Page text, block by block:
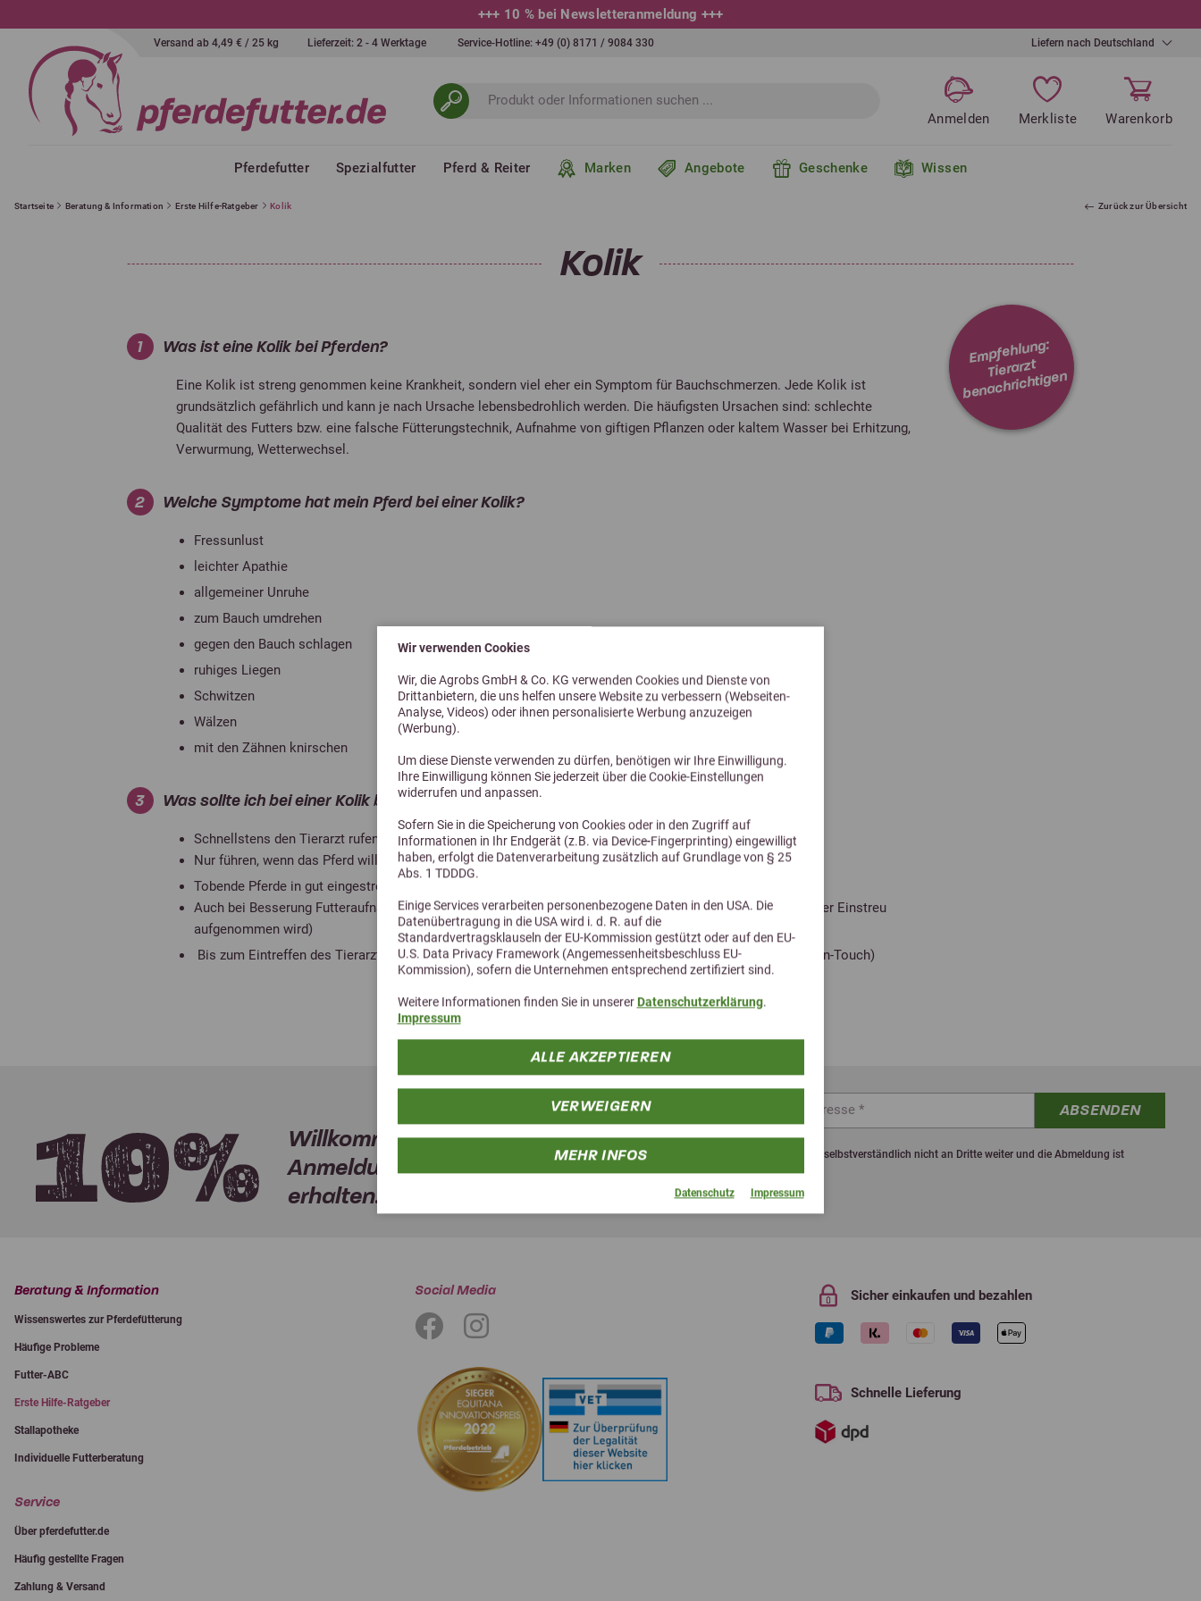
Wir verwenden Cookies
Wir, die Agrobs GmbH & Co. KG verwenden Cookies und Dienste von
Drittanbietern, die uns helfen unsere Website zu verbessern (Webseiten-
Analyse, Videos) oder ihnen personalisierte Werbung anzuzeigen
(Werbung).
Um diese Dienste verwenden zu dürfen, benötigen wir Ihre Einwilligung.
Ihre Einwilligung können Sie jederzeit über die Cookie-Einstellungen
widerrufen und anpassen.
Sofern Sie in die Speicherung von Cookies oder in den Zugriff auf
Informationen in Ihr Endgerät (z.B. via Device-Fingerprinting) eingewilligt
haben, erfolgt die Datenverarbeitung zusätzlich auf Grundlage von § 25
Abs. 1 TDDDG.
Einige Services verarbeiten personenbezogene Daten in den USA. Die
Datenübertragung in die USA wird i. d. R. auf die
Standardvertragsklauseln der EU-Kommission gestützt oder auf den EU-
U.S. Data Privacy Framework (Angemessenheitsbeschluss EU-
Kommission), sofern die Unternehmen entsprechend zertifiziert sind.
Weitere Informationen finden Sie in unserer Datenschutzerklärung.
Impressum
ALLE AKZEPTIEREN
VERWEIGERN
MEHR INFOS
Datenschutz Impressum
+++ 10 % bei Newsletteranmeldung +++
Versand ab 4,49 € / 25 kg Lieferzeit: 2 - 4 Werktage Service-Hotline: +49 (0) 8171 / 9084 330 Liefern nach Deutschland
Anmelden Merkliste Warenkorb
Pferdefutter Spezialfutter Pferd & Reiter Marken Angebote Geschenke Wissen
Startseite Beratung & Information Erste Hilfe-Ratgeber Kolik Zurück zur Übersicht
Kolik
1 Was ist eine Kolik bei Pferden?
Eine Kolik ist streng genommen keine Krankheit, sondern viel eher ein Symptom für Bauchschmerzen. Jede Kolik ist
grundsätzlich gefährlich und kann je nach Ursache lebensbedrohlich werden. Die häufigsten Ursachen sind: schlechte
Qualität des Futters bzw. eine falsche Fütterungstechnik, Aufnahme von giftigen Pflanzen oder kaltem Wasser bei Erhitzung,
Verwurmung, Wetterwechsel.
2 Welche Symptome hat mein Pferd bei einer Kolik?
Fressunlust
leichter Apathie
allgemeiner Unruhe
zum Bauch umdrehen
gegen den Bauch schlagen
ruhiges Liegen
Schwitzen
Wälzen
mit den Zähnen knirschen
3 Was sollte ich bei einer Kolik bei Pferden tun?
Schnellstens den Tierarzt rufen und wenn möglich Werte von Puls, Atmung und Temperatur durchgeben
Nur führen, wenn das Pferd willig folgt und nicht stark schwitzt.
Tobende Pferde in gut eingestreute, verletzungssichere Box oder Halle bringen.
Auch bei Besserung Futteraufnahme vorübergehend verhindern (auch darauf achten, dass kein Stroh aus der Einstreu
aufgenommen wird)
Bis zum Eintreffen des Tierarztes entspannende Massage von Bauch, Ohrgrund und Zahnfleisch (Tellington-Touch)
Empfehlung:
Tierarzt
benachrichtigen
Willkommens-Gutschein für deine
Anmeldung zu unserem Newsletter
erhalten.
ABSENDEN
Wir geben deine Daten selbstverständlich nicht an Dritte weiter und die Abmeldung ist
jederzeit möglich!
* Pflichtfelder
Sicher einkaufen und bezahlen
Schnelle Lieferung
Beratung & Information
Wissenswertes zur Pferdefütterung
Häufige Probleme
Futter-ABC
Erste Hilfe-Ratgeber
Stallapotheke
Individuelle Futterberatung
Service
Über pferdefutter.de
Häufig gestellte Fragen
Zahlung & Versand
Social Media